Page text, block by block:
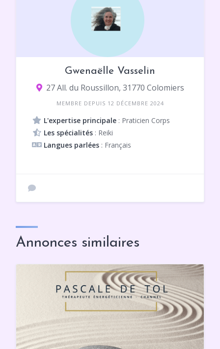
Gwenaëlle Vasselin
27 All. du Roussillon, 31770 Colomiers
MEMBRE DEPUIS 12 DÉCEMBRE 2024
L'expertise principale : Praticien Corps
Les spécialités : Reiki
Langues parlées : Français
Annonces similaires